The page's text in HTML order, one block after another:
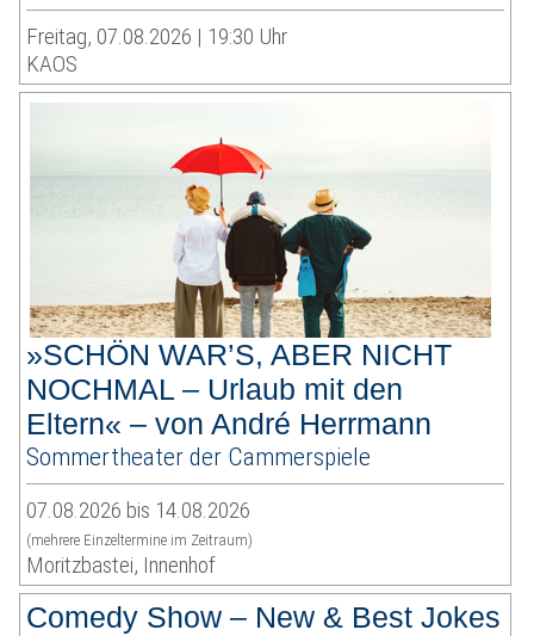
Freitag, 07.08.2026 | 19:30 Uhr
KAOS
»SCHÖN WAR’S, ABER NICHT
NOCHMAL – Urlaub mit den
Eltern« – von André Herrmann
Sommertheater der Cammerspiele
07.08.2026 bis 14.08.2026
(mehrere Einzeltermine im Zeitraum)
Moritzbastei, Innenhof
Comedy Show – New & Best Jokes